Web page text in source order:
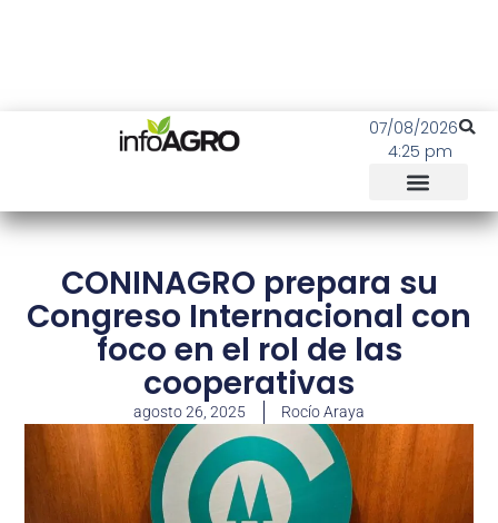
07/08/2026
4:25 pm
CONINAGRO prepara su
Congreso Internacional con
foco en el rol de las
cooperativas
agosto 26, 2025 Rocío Araya